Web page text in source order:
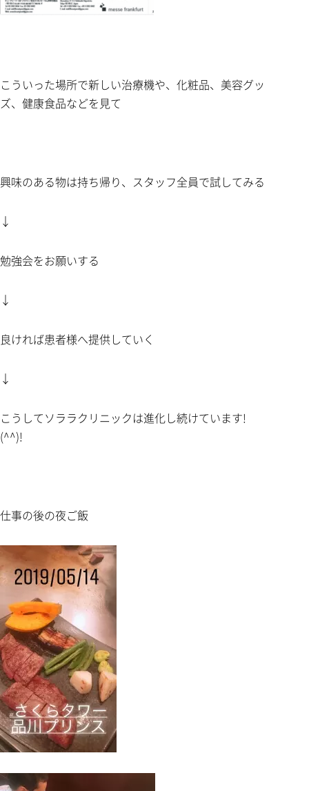
こういった場所で新しい治療機や、化粧品、美容グッ
ズ、健康食品などを見て
興味のある物は持ち帰り、スタッフ全員で試してみる
↓
勉強会をお願いする
↓
良ければ患者様へ提供していく
↓
こうしてソララクリニックは進化し続けています!
(^^)!
仕事の後の夜ご飯